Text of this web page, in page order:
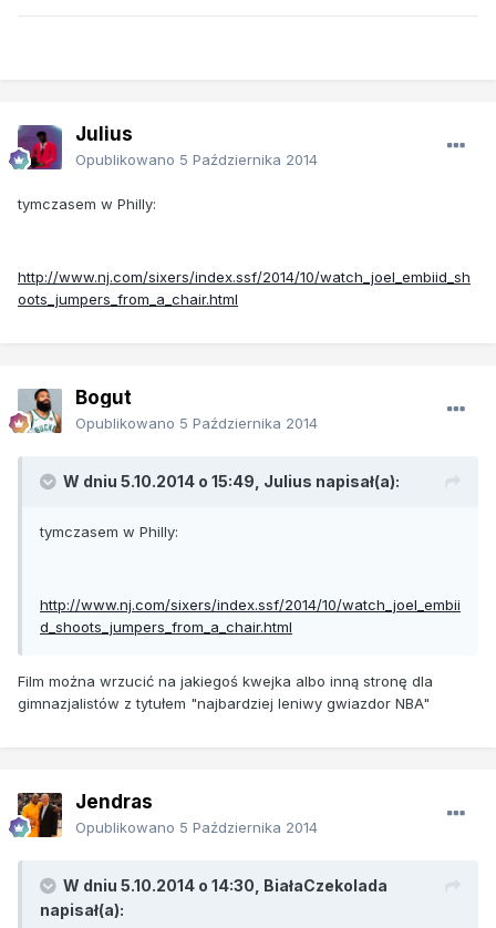
Julius
Opublikowano 5 Października 2014
tymczasem w Philly:
http://www.nj.com/sixers/index.ssf/2014/10/watch_joel_embiid_sh
oots_jumpers_from_a_chair.html
Bogut
Opublikowano 5 Października 2014
W dniu 5.10.2014 o 15:49, Julius napisał(a):
tymczasem w Philly:
http://www.nj.com/sixers/index.ssf/2014/10/watch_joel_embii
d_shoots_jumpers_from_a_chair.html
Film można wrzucić na jakiegoś kwejka albo inną stronę dla
gimnazjalistów z tytułem "najbardziej leniwy gwiazdor NBA"
Jendras
Opublikowano 5 Października 2014
W dniu 5.10.2014 o 14:30, BiałaCzekolada
napisał(a):